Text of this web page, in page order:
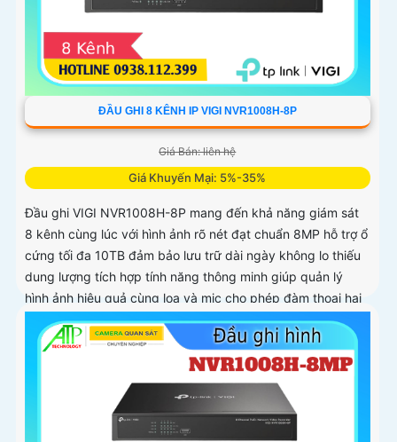
ĐẦU GHI 8 KÊNH IP VIGI NVR1008H-8P
Giá Bán: liên hệ
Giá Khuyến Mại: 5%-35%
Đầu ghi VIGI NVR1008H-8P mang đến khả năng giám sát
8 kênh cùng lúc với hình ảnh rõ nét đạt chuẩn 8MP hỗ trợ ổ
cứng tối đa 10TB đảm bảo lưu trữ dài ngày không lo thiếu
dung lượng tích hợp tính năng thông minh giúp quản lý
hình ảnh hiệu quả cùng loa và mic cho phép đàm thoại hai
chiều.